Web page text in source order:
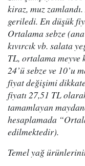
kiraz, muz
geriledi. En düşük
Ortalama sebze
kıvırcık vb. salata
TL, ortalama meyve
24’ü sebze ve 10’u
fiyat değişimi
fiyatı 27,51 TL
tamamlayan
hesaplamada
edilmektedir).
Temel yağ